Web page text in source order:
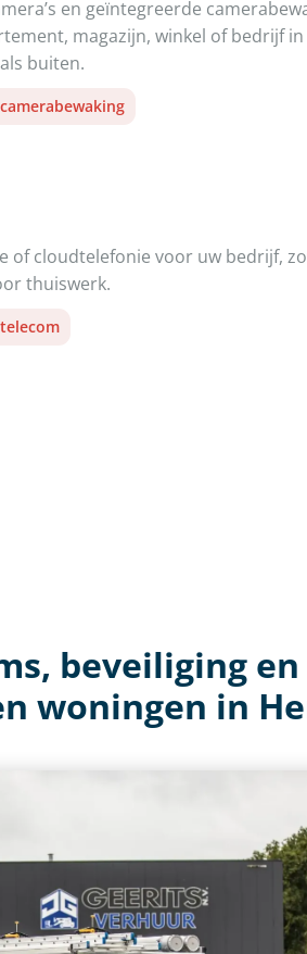
en geïntegreerde
magazijn, winkel of bedrijf
buiten.
of cloudtelefonie voor uw bedrijf,
thuiswerk.
beveiliging
woningen in